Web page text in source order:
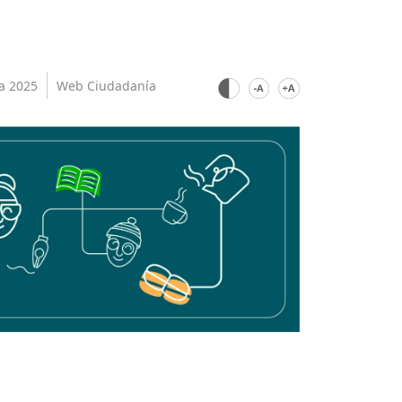
2025 Web Ciudadanía